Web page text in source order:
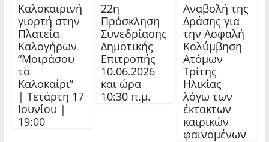
Καλοκαιρινή
γιορτή στην
Πλατεία
Καλογήρων
“Μοιράσου
το
Καλοκαίρι”
| Τετάρτη 17
Ιουνίου |
19:00
22η
Πρόσκληση
Συνεδρίασης
Δημοτικής
Επιτροπής
10.06.2026
και ώρα
10:30 π.μ.
Αναβολή της
Δράσης για
την Ασφαλή
Κολύμβηση
Ατόμων
Τρίτης
Ηλικίας
λόγω των
έκτακτων
καιρικών
φαινομένων